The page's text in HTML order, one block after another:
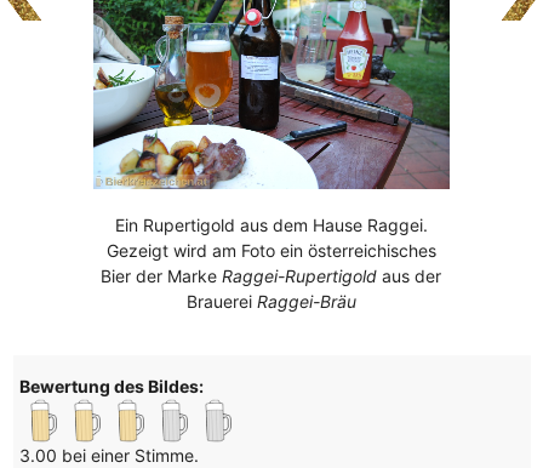
Ein Rupertigold aus dem Hause Raggei.
Gezeigt wird am Foto ein österreichisches
Bier der MarkeRaggei-Rupertigold aus der
Brauerei Raggei-Bräu
Bewertung des Bildes:
3.00 bei einer Stimme.